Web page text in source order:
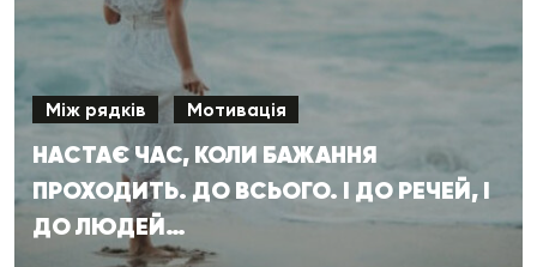
Між рядків Мотивація
НАСТАЄ ЧАС, КОЛИ БАЖАННЯ
ПРОХОДИТЬ. ДО ВСЬОГО. І ДО РЕЧЕЙ, І
ДО ЛЮДЕЙ…